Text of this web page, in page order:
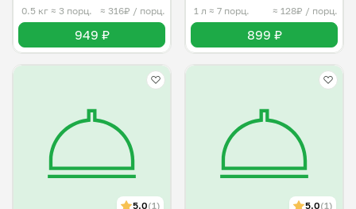
0.5 кг ≈ 3 порц. ≈ 316₽ / порц.
949 ₽
1 л ≈ 7 порц. ≈ 128₽ / порц.
899 ₽
5.0(1) 5.0(1)